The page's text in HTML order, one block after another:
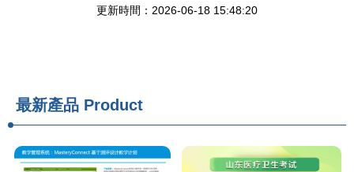
更新時間：2026-06-18 15:48:20
最新產品 Product